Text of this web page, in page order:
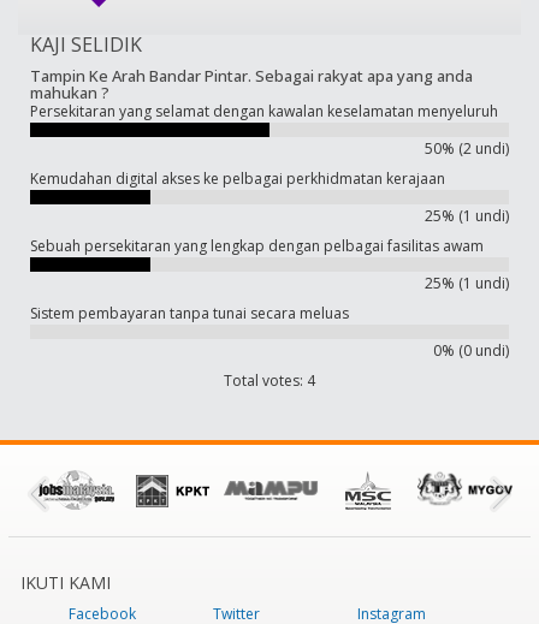
KAJI SELIDIK
Tampin Ke Arah Bandar Pintar. Sebagai rakyat apa yang anda
mahukan ?
Persekitaran yang selamat dengan kawalan keselamatan menyeluruh
50% (2 undi)
Kemudahan digital akses ke pelbagai perkhidmatan kerajaan
25% (1 undi)
Sebuah persekitaran yang lengkap dengan pelbagai fasilitas awam
25% (1 undi)
Sistem pembayaran tanpa tunai secara meluas
0% (0 undi)
Total votes: 4
IKUTI KAMI
Facebook Twitter
Instagram